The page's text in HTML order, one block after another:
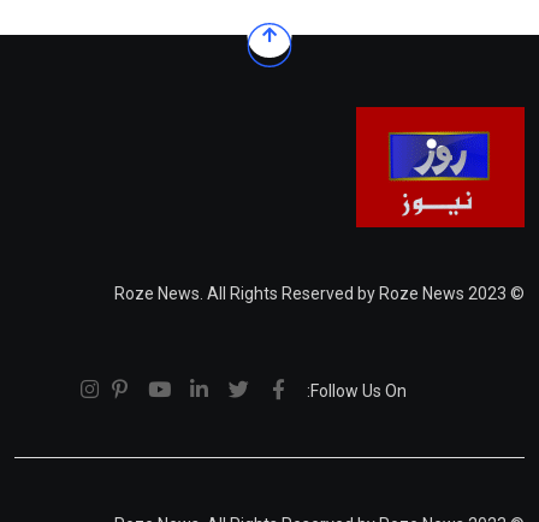
© 2023 Roze News. All Rights Reserved by Roze News
Follow Us On: